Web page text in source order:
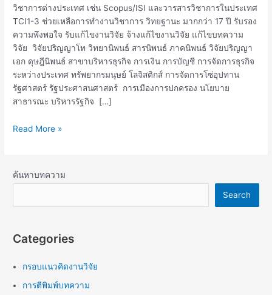
วิชาการต่างประเทศ เช่น Scopus/ISI และวารสารวิชาการในประเทศ
TCI1-3 ช่วยเหลือการทำงานวิชาการ วิทยฐานะ มากกว่า 17 ปี รับรอง
ความพึงพอใจ รับแก้ไขงานวิจัย จ้างแก้ไขงานวิจัย แก้ไขบทความ
วิจัย วิจัยปริญญาโท วิทยานิพนธ์ สารนิพนธ์ ภาคนิพนธ์ วิจัยปริญญา
เอก ดุษฎีนิพนธ์ สาขาบริหารธุรกิจ การเงิน การบัญชี การจัดการธุรกิจ
ระหว่างประเทศ ทรัพยากรมนุษย์ โลจิสติกส์ การจัดการโซ่อุปทาน
รัฐศาสตร์ รัฐประศาสนศาสตร์ การเมืองการปกครอง นโยบาย
สาธารณะ บริหารรัฐกิจ […]
Read More »
ค้นหาบทความ
Search
Categories
กรอบแนวคิดงานวิจัย
การตีพิมพ์บทความ